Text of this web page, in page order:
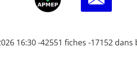
16:30 -42551 fiches -17152